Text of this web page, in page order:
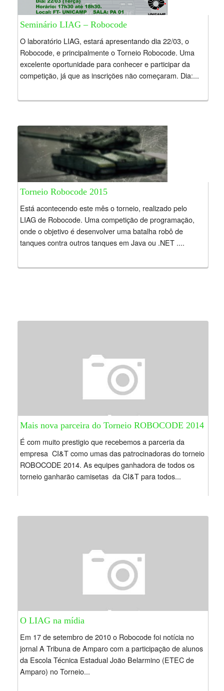
Seminário LIAG – Robocode
O laboratório LIAG, estará apresentando dia 22/03, o
Robocode, e principalmente o Torneio Robocode. Uma
excelente oportunidade para conhecer e participar da
competição, já que as inscrições não começaram. Dia:...
Torneio Robocode 2015
Está acontecendo este mês o torneio, realizado pelo
LIAG de Robocode. Uma competição de programação,
onde o objetivo é desenvolver uma batalha robô de
tanques contra outros tanques em Java ou .NET ....
Mais nova parceira do Torneio ROBOCODE 2014
É com muito prestigio que recebemos a parceria da
empresa CI&T como umas das patrocinadoras do torneio
ROBOCODE 2014. As equipes ganhadora de todos os
torneio ganharão camisetas da CI&T para todos...
O LIAG na mídia
Em 17 de setembro de 2010 o Robocode foi notícia no
jornal A Tribuna de Amparo com a participação de alunos
da Escola Técnica Estadual João Belarmino (ETEC de
Amparo) no Torneio...